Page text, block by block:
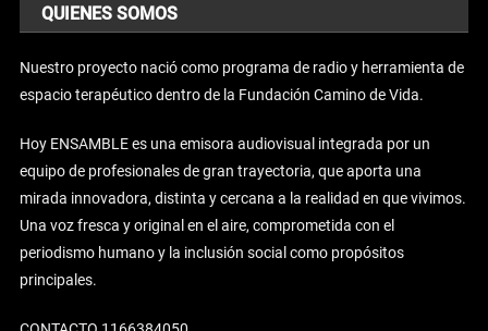
QUIENES SOMOS
Nuestro proyecto nació como programa de radio y herramienta de
espacio terapéutico dentro de la Fundación Camino de Vida.
Hoy ENSAMBLE es una emisora audiovisual integrada por un
equipo de profesionales de gran trayectoria, que aporta una
mirada innovadora, distinta y cercana a la realidad en que vivimos.
Una voz fresca y original en el aire, comprometida con el
periodismo humano y la inclusión social como propósitos
principales.